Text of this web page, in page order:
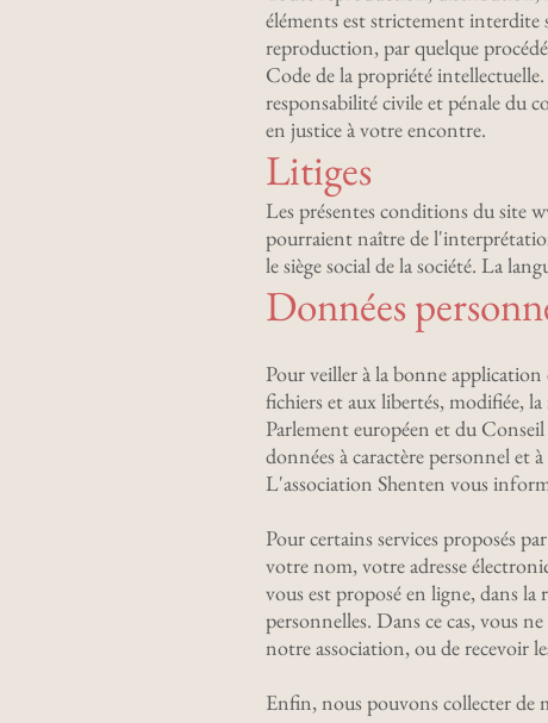
éléments est strictement interdite
reproduction, par quelque
Code de la propriété
responsabilité civile et pénale du
en justice à votre encontre.
Litiges
Les présentes conditions du site
pourraient naître de
le siège social de la société. La
Données
Pour veiller à la bonne
fichiers et aux libertés, modifiée,
Parlement européen et du
données à caractère personnel et
L'association Shenten vous
Pour certains services proposés
votre nom, votre adresse
vous est proposé en ligne, dans
personnelles. Dans ce cas, vous
notre association, ou de recevoir
Enfin, nous pouvons collecter de